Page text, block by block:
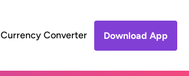
Currency Converter Download App